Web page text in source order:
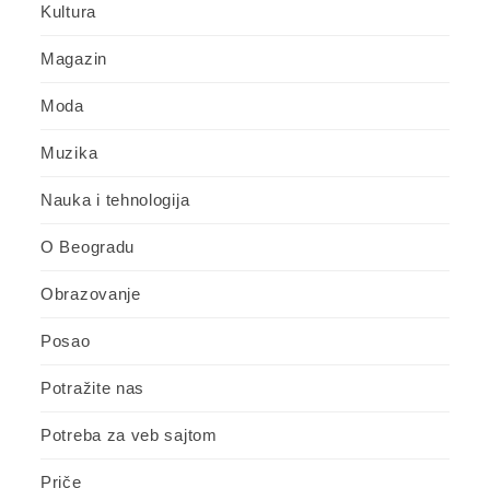
Kultura
Magazin
Moda
Muzika
Nauka i tehnologija
O Beogradu
Obrazovanje
Posao
Potražite nas
Potreba za veb sajtom
Priče